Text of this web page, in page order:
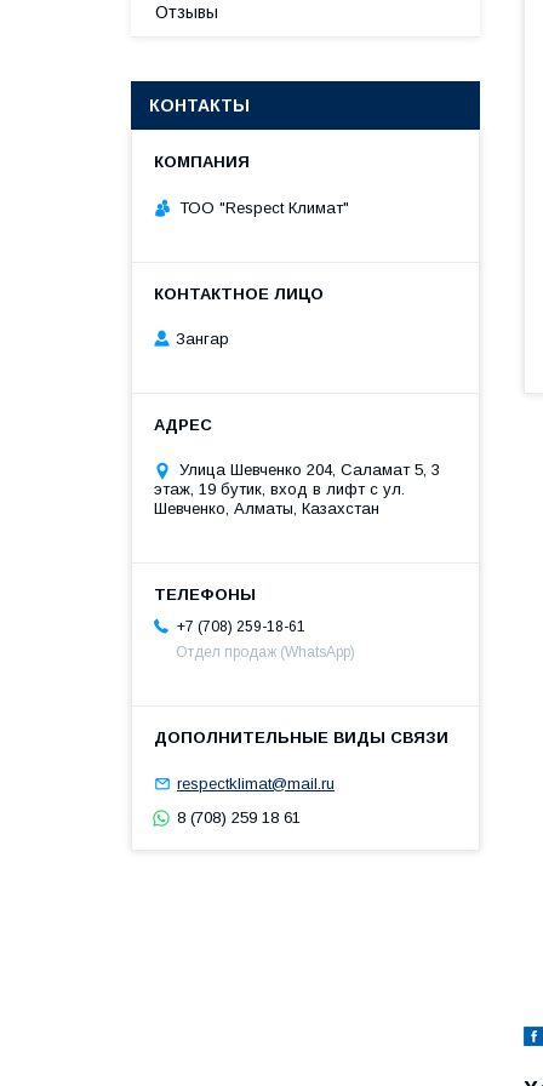
Отзывы
КОНТАКТЫ
ТОО "Respect Климат"
Зангар
​Улица Шевченко 204, Саламат 5, ​3
этаж, 19 бутик, вход в лифт с ул.
Шевченко, Алматы, Казахстан
+7 (708) 259-18-61
Отдел продаж (WhatsApp)
respectklimat@mail.ru
8 (708) 259 18 61